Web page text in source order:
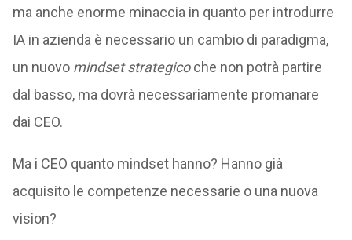
ma anche enorme minaccia in quanto per introdurre
IA in azienda è necessario un cambio di paradigma,
un nuovo mindset strategicoche non potrà partire
dal basso, ma dovrà necessariamente promanare
dai CEO.
Ma i CEO quanto mindset hanno? Hanno già
acquisito le competenze necessarie o una nuova
vision?